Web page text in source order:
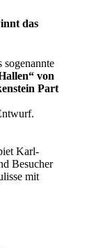
das
von
Part